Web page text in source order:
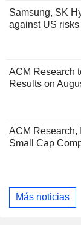
Samsung, SK
against US risks
ACM Research
Results on
ACM Research,
Small Cap
Más noticias